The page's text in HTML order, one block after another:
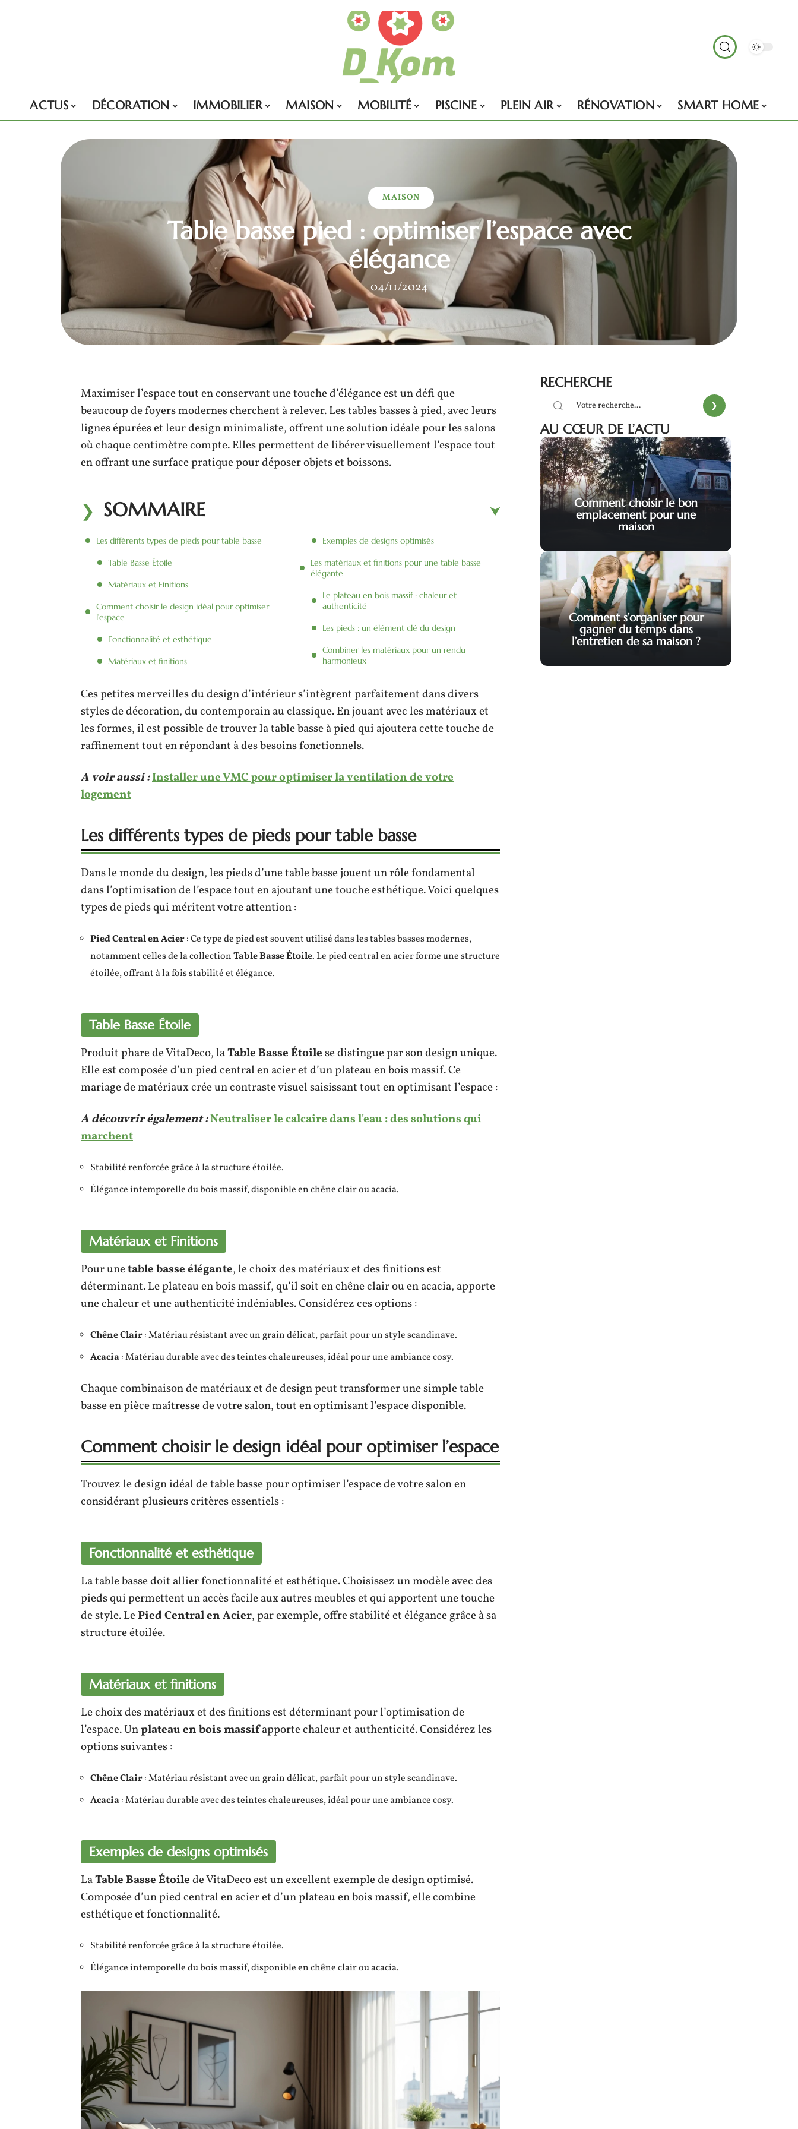
ACTUS DÉCORATION IMMOBILIER MAISON MOBILITÉ PISCINE PLEIN AIR RÉNOVATION SMART HOME
MAISON
Table basse pied : optimiser l’espace avec
élégance
04/11/2024
Maximiser l’espace tout en conservant une touche d’élégance est un défi que
beaucoup de foyers modernes cherchent à relever. Les tables basses à pied, avec leurs
lignes épurées et leur design minimaliste, offrent une solution idéale pour les salons
où chaque centimètre compte. Elles permettent de libérer visuellement l’espace tout
en offrant une surface pratique pour déposer objets et boissons.
SOMMAIRE
Les différents types de pieds pour table basse
Table Basse Étoile
Matériaux et Finitions
Comment choisir le design idéal pour optimiser
l’espace
Fonctionnalité et esthétique
Matériaux et finitions
Exemples de designs optimisés
Les matériaux et finitions pour une table basse
élégante
Le plateau en bois massif : chaleur et
authenticité
Les pieds : un élément clé du design
Combiner les matériaux pour un rendu
harmonieux
Ces petites merveilles du design d’intérieur s’intègrent parfaitement dans divers
styles de décoration, du contemporain au classique. En jouant avec les matériaux et
les formes, il est possible de trouver la table basse à pied qui ajoutera cette touche de
raffinement tout en répondant à des besoins fonctionnels.
A voir aussi :Installer une VMC pour optimiser la ventilation de votre
logement
Les différents types de pieds pour table basse
Dans le monde du design, les pieds d’une table basse jouent un rôle fondamental
dans l’optimisation de l’espace tout en ajoutant une touche esthétique. Voici quelques
types de pieds qui méritent votre attention :
Pied Central en Acier: Ce type de pied est souvent utilisé dans les tables basses modernes,
notamment celles de la collectionTable Basse Étoile. Le pied central en acier forme une structure
étoilée, offrant à la fois stabilité et élégance.
Table Basse Étoile
Produit phare de VitaDeco, laTable Basse Étoilese distingue par son design unique.
Elle est composée d’un pied central en acier et d’un plateau en bois massif. Ce
mariage de matériaux crée un contraste visuel saisissant tout en optimisant l’espace :
A découvrir également :Neutraliser le calcaire dans l'eau : des solutions qui
marchent
Stabilité renforcée grâce à la structure étoilée.
Élégance intemporelle du bois massif, disponible en chêne clair ou acacia.
Matériaux et Finitions
Pour unetable basse élégante, le choix des matériaux et des finitions est
déterminant. Le plateau en bois massif, qu’il soit en chêne clair ou en acacia, apporte
une chaleur et une authenticité indéniables. Considérez ces options :
Chêne Clair: Matériau résistant avec un grain délicat, parfait pour un style scandinave.
Acacia: Matériau durable avec des teintes chaleureuses, idéal pour une ambiance cosy.
Chaque combinaison de matériaux et de design peut transformer une simple table
basse en pièce maîtresse de votre salon, tout en optimisant l’espace disponible.
Comment choisir le design idéal pour optimiser l’espace
Trouvez le design idéal de table basse pour optimiser l’espace de votre salon en
considérant plusieurs critères essentiels :
Fonctionnalité et esthétique
La table basse doit allier fonctionnalité et esthétique. Choisissez un modèle avec des
pieds qui permettent un accès facile aux autres meubles et qui apportent une touche
de style. LePied Central en Acier, par exemple, offre stabilité et élégance grâce à sa
structure étoilée.
Matériaux et finitions
Le choix des matériaux et des finitions est déterminant pour l’optimisation de
l’espace. Unplateau en bois massifapporte chaleur et authenticité. Considérez les
options suivantes :
Chêne Clair: Matériau résistant avec un grain délicat, parfait pour un style scandinave.
Acacia: Matériau durable avec des teintes chaleureuses, idéal pour une ambiance cosy.
Exemples de designs optimisés
LaTable Basse Étoilede VitaDeco est un excellent exemple de design optimisé.
Composée d’un pied central en acier et d’un plateau en bois massif, elle combine
esthétique et fonctionnalité.
Stabilité renforcée grâce à la structure étoilée.
Élégance intemporelle du bois massif, disponible en chêne clair ou acacia.
RECHERCHE
AU CŒUR DE L’ACTU
Comment choisir le bon
emplacement pour une
maison
Comment s’organiser pour
gagner du temps dans
l’entretien de sa maison ?